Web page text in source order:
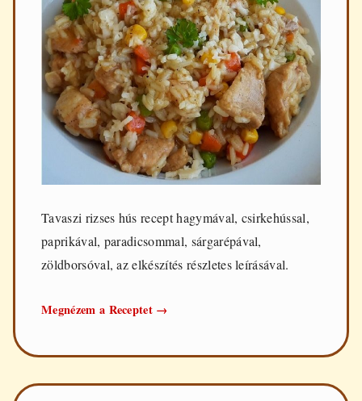
Tavaszi rizses hús recept hagymával, csirkehússal,
paprikával, paradicsommal, sárgarépával,
zöldborsóval, az elkészítés részletes leírásával.
Megnézem a Receptet Tavaszi
→